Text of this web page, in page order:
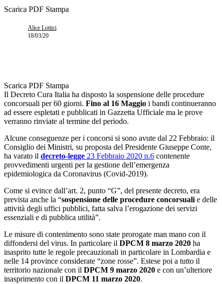
Scarica PDF Stampa
Alice Lottici
18/03/20
Scarica PDF Stampa
Il Decreto Cura Italia ha disposto la sospensione delle procedure
concorsuali per 60 giorni. Fino al 16 Maggio i bandi continueranno
ad essere espletati e pubblicati in Gazzetta Ufficiale ma le prove
verranno rinviate al termine del periodo.
Alcune conseguenze per i concorsi si sono avute dal 22 Febbraio: il
Consiglio dei Ministri, su proposta del Presidente Giuseppe Conte,
ha varato il decreto-legge 23 Febbraio 2020 n.6 contenente
provvedimenti urgenti per la gestione dell’emergenza
epidemiologica da Coronavirus (Covid-2019).
Come si evince dall’art. 2, punto “G”, del presente decreto, era
prevista anche la “sospensione delle procedure concorsuali e delle
attività degli uffici pubblici, fatta salva l’erogazione dei servizi
essenziali e di pubblica utilità”.
Le misure di contenimento sono state prorogate man mano con il
diffondersi del virus. In particolare il DPCM 8 marzo 2020 ha
inasprito tutte le regole precauzionali in particolare in Lombardia e
nelle 14 province considerate “zone rosse”. Estese poi a tutto il
territorio nazionale con il DPCM 9 marzo 2020 e con un’ulteriore
inasprimento con il DPCM 11 marzo 2020.